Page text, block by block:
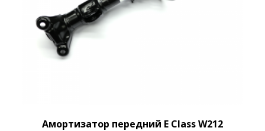
Амортизатор передний E Class W212